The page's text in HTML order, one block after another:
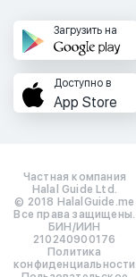
Загрузить на
Доступно в
App Store
Частная компания
Halal Guide Ltd.
© 2018 HalalGuide.me
Все права защищены.
БИН/ИИН
210240900176
Политика
конфиденциальности